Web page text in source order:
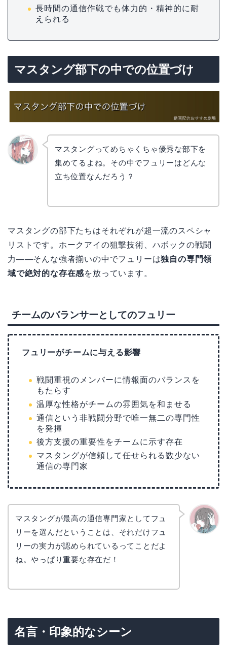
長時間の通信作戦でも体力的・精神的に耐
えられる
マスタング部下の中での位置づけ
マスタングってめちゃくちゃ優秀な部下を
集めてるよね。その中でフュリーはどんな
立ち位置なんだろう？
マスタングの部下たちはそれぞれが超一流のスペシャ
リストです。ホークアイの狙撃技術、ハボックの戦闘
力——そんな強者揃いの中でフュリーは独自の専門領
域で絶対的な存在感を放っています。
チームのバランサーとしてのフュリー
フュリーがチームに与える影響
戦闘重視のメンバーに情報面のバランスを
もたらす
温厚な性格がチームの雰囲気を和ませる
通信という非戦闘分野で唯一無二の専門性
を発揮
後方支援の重要性をチームに示す存在
マスタングが信頼して任せられる数少ない
通信の専門家
マスタングが最高の通信専門家としてフュ
リーを選んだということは、それだけフュ
リーの実力が認められているってことだよ
ね。やっぱり重要な存在だ！
名言・印象的なシーン